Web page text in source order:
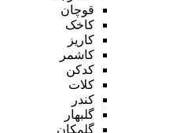
قوچان
کاخک
کاریز
کاشمر
کدکن
کلات
کندر
گلبهار
گلمکان